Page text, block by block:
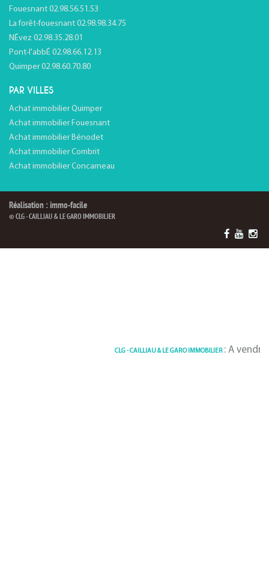
Fouesnant 02.98.56.51.53
La forêt-fouesnant 02.98.98.34.75
NÉvez 02.98.35.28.01
Pont-l'abbÉ 02.98.66.12.13
Quimper 02.98.60.70.80
PAR VILLES
Achat immobilier Quimper
Achat immobilier Fouesnant
Achat immobilier Bénodet
Achat immobilier Combrit
Achat immobilier Concarneau
Réalisation : immo-facile
© CLG - CAILLIAU & LE GARO IMMOBILIER
CLG - CAILLIAU & LE GARO IMMOBILIER: A vendre Terrain